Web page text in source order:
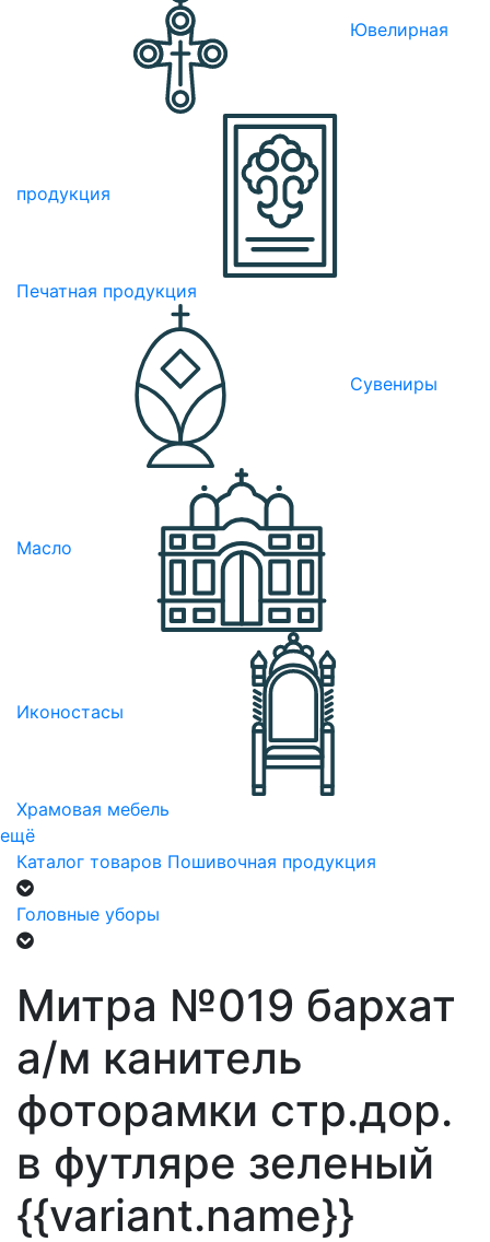
Ювелирная
продукция
Печатная продукция
Сувениры
Масло
Иконостасы
Храмовая мебель
ещё
Каталог товаров Пошивочная продукция
Головные уборы
Митра №019 бархат
а/м канитель
фоторамки стр.дор.
в футляре зеленый
{{variant.name}}